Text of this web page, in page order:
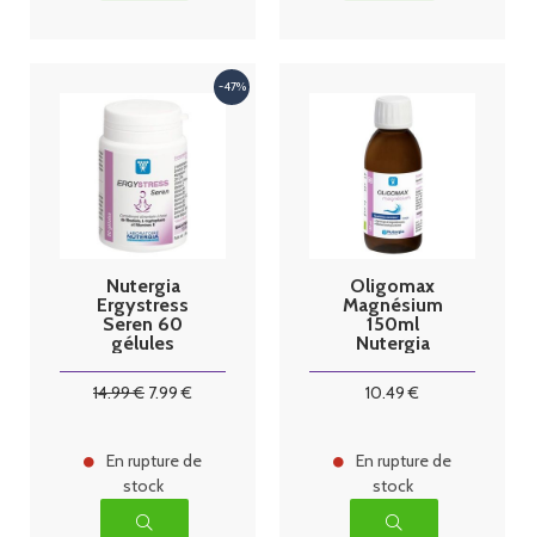
Nutergia
Ergystress
Seren 60
gélules
14.99€ 7.99 €
En rupture de
stock
Oligomax
Magnésium
150ml
Nutergia
10.49 €
En rupture de
stock